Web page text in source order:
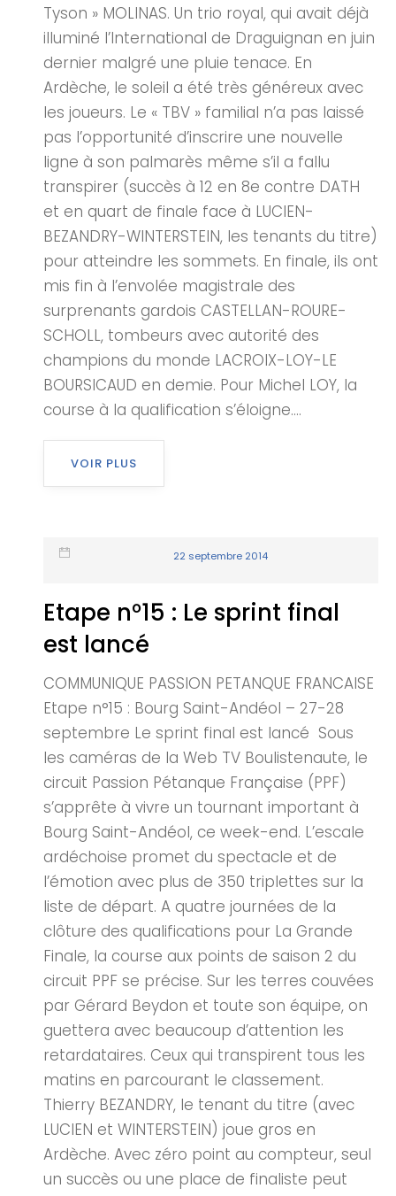
Tyson » MOLINAS. Un trio royal, qui avait déjà
illuminé l’International de Draguignan en juin
dernier malgré une pluie tenace. En
Ardèche, le soleil a été très généreux avec
les joueurs. Le « TBV » familial n’a pas laissé
pas l’opportunité d’inscrire une nouvelle
ligne à son palmarès même s’il a fallu
transpirer (succès à 12 en 8e contre DATH
et en quart de finale face à LUCIEN-
BEZANDRY-WINTERSTEIN, les tenants du titre)
pour atteindre les sommets. En finale, ils ont
mis fin à l’envolée magistrale des
surprenants gardois CASTELLAN-ROURE-
SCHOLL, tombeurs avec autorité des
champions du monde LACROIX-LOY-LE
BOURSICAUD en demie. Pour Michel LOY, la
course à la qualification s’éloigne....
VOIR PLUS
22 septembre 2014
Etape n°15 : Le sprint final
est lancé
COMMUNIQUE PASSION PETANQUE FRANCAISE
Etape n°15 : Bourg Saint-Andéol – 27-28
septembre Le sprint final est lancé Sous
les caméras de la Web TV Boulistenaute, le
circuit Passion Pétanque Française (PPF)
s’apprête à vivre un tournant important à
Bourg Saint-Andéol, ce week-end. L’escale
ardéchoise promet du spectacle et de
l’émotion avec plus de 350 triplettes sur la
liste de départ. A quatre journées de la
clôture des qualifications pour La Grande
Finale, la course aux points de saison 2 du
circuit PPF se précise. Sur les terres couvées
par Gérard Beydon et toute son équipe, on
guettera avec beaucoup d’attention les
retardataires. Ceux qui transpirent tous les
matins en parcourant le classement.
Thierry BEZANDRY, le tenant du titre (avec
LUCIEN et WINTERSTEIN) joue gros en
Ardèche. Avec zéro point au compteur, seul
un succès ou une place de finaliste peut